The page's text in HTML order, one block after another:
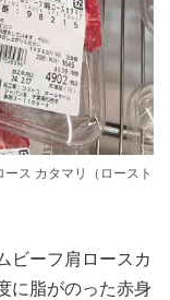
ス カタマリ（ロースト
ビーフ肩ロースカ
に脂がのった赤身